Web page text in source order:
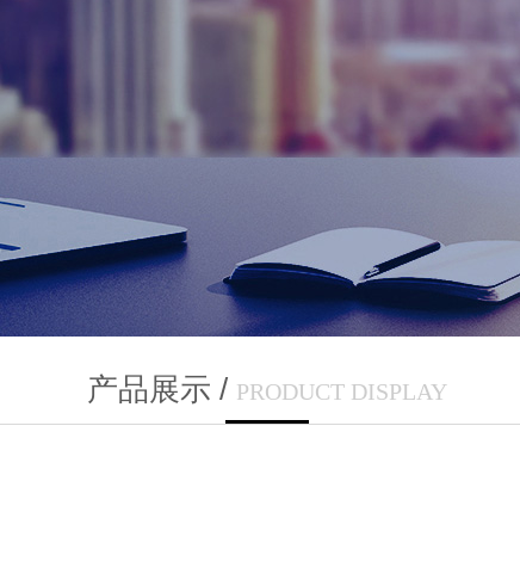
产品展示 / PRODUCT DISPLAY